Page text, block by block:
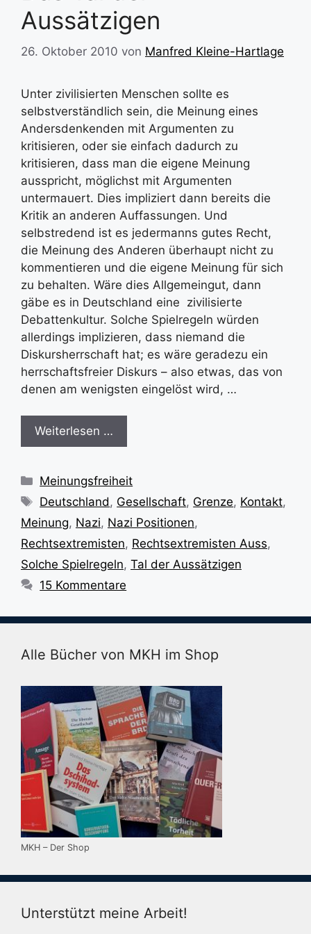
Aussätzigen
26. Oktober 2010 von Manfred Kleine-Hartlage
Unter zivilisierten Menschen sollte es
selbstverständlich sein, die Meinung eines
Andersdenkenden mit Argumenten zu
kritisieren, oder sie einfach dadurch zu
kritisieren, dass man die eigene Meinung
ausspricht, möglichst mit Argumenten
untermauert. Dies impliziert dann bereits die
Kritik an anderen Auffassungen. Und
selbstredend ist es jedermanns gutes Recht,
die Meinung des Anderen überhaupt nicht zu
kommentieren und die eigene Meinung für sich
zu behalten. Wäre dies Allgemeingut, dann
gäbe es in Deutschland eine zivilisierte
Debattenkultur. Solche Spielregeln würden
allerdings implizieren, dass niemand die
Diskursherrschaft hat; es wäre geradezu ein
herrschaftsfreier Diskurs – also etwas, das von
denen am wenigsten eingelöst wird, …
Weiterlesen …
Kategorien
Meinungsfreiheit
Schlagwörter
Deutschland, Gesellschaft, Grenze, Kontakt,
Meinung, Nazi, Nazi Positionen,
Rechtsextremisten, Rechtsextremisten Auss,
Solche Spielregeln, Tal der Aussätzigen
15 Kommentare
Alle Bücher von MKH im Shop
MKH – Der Shop
Unterstützt meine Arbeit!